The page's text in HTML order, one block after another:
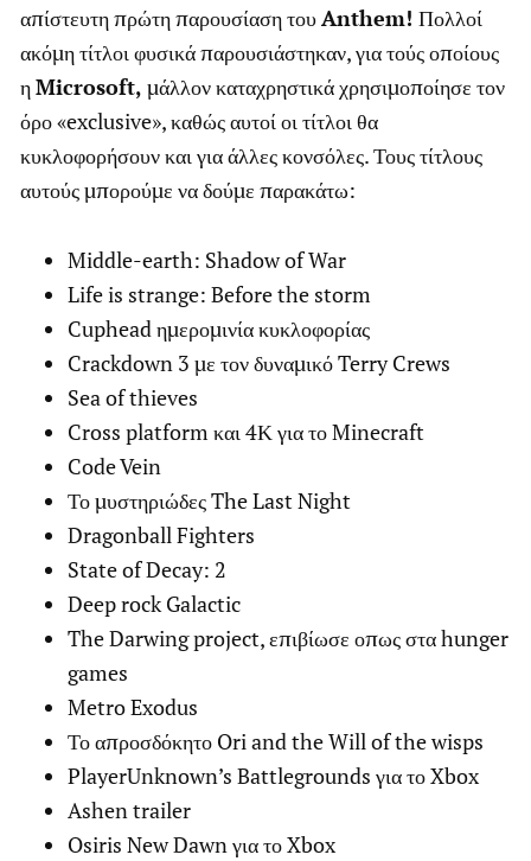
απίστευτη πρώτη παρουσίαση τουAnthem! Πολλοί
ακόμη τίτλοι φυσικά παρουσιάστηκαν, για τούς οποίους
ηMicrosoft, μάλλον καταχρηστικά χρησιμοποίησε τον
όρο «exclusive», καθώς αυτοί οι τίτλοι θα
κυκλοφορήσουν και για άλλες κονσόλες. Τους τίτλους
αυτούς μπορούμε να δούμε παρακάτω:
Middle-earth: Shadow of War
Life is strange: Before the storm
Cuphead ημερομινία κυκλοφορίας
Crackdown 3 με τον δυναμικό Terry Crews
Sea of thieves
Cross platform και 4Κ για το Minecraft
Code Vein
Το μυστηριώδες The Last Night
Dragonball Fighters
State of Decay: 2
Deep rock Galactic
The Darwing project, επιβίωσε οπως στα hunger
games
Metro Exodus
Το απροσδόκητο Ori and the Will of the wisps
PlayerUnknown’s Battlegrounds για το Xbox
Ashen trailer
Osiris New Dawn για το Xbox